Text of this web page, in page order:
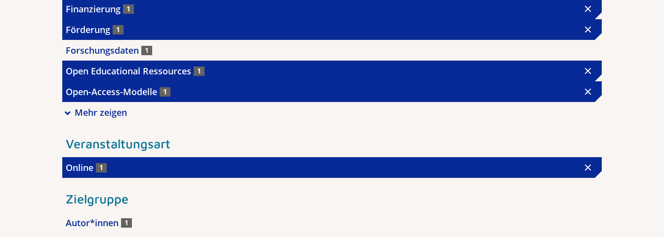
Finanzierung 1
Förderung 1
Forschungsdaten 1
Open Educational Ressources 1
Open-Access-Modelle 1
Mehr zeigen
Veranstaltungsart
Online 1
Zielgruppe
Autor*innen 1